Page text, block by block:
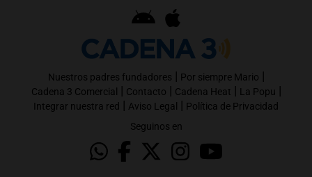
Nuestros padres fundadores | Por siempre Mario |
Cadena 3 Comercial | Contacto | Cadena Heat | La Popu |
Integrar nuestra red | Aviso Legal | Política de Privacidad
Seguinos en